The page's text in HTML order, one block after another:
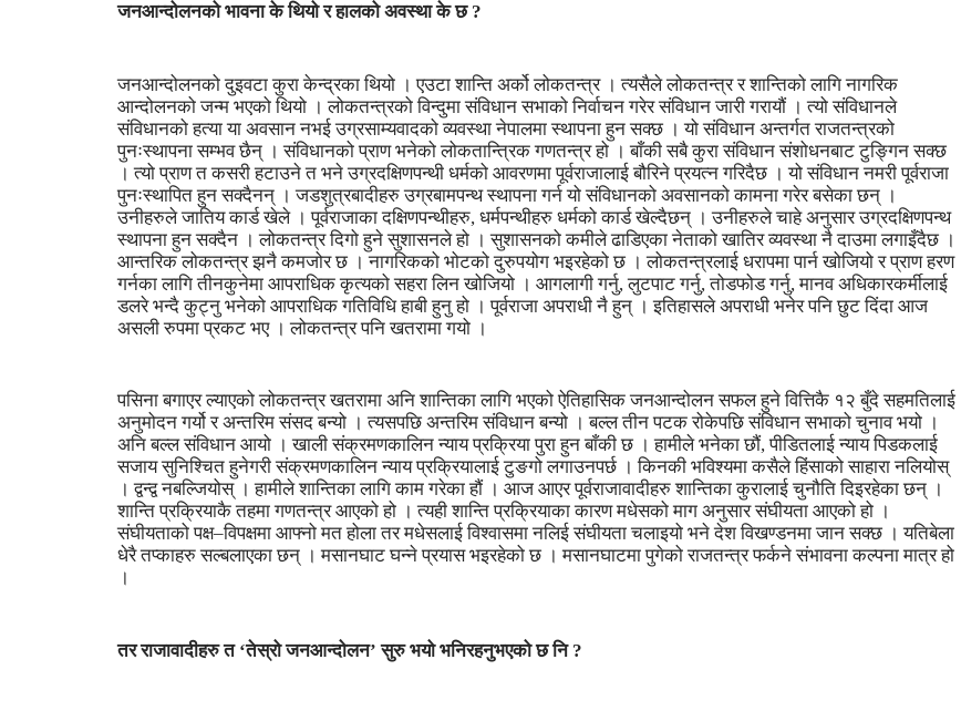
जनआन्दोलनको भावना के थियो र हालको अवस्था के छ ?
जनआन्दोलनको दुइवटा कुरा केन्द्रका थियो । एउटा शान्ति अर्को लोकतन्त्र । त्यसैले लोकतन्त्र र शान्तिको लागि नागरिक
आन्दोलनको जन्म भएको थियो । लोकतन्त्रको विन्दुमा संविधान सभाको निर्वाचन गरेर संविधान जारी गरायौं । त्यो संविधानले
संविधानको हत्या या अवसान नभई उग्रसाम्यवादको व्यवस्था नेपालमा स्थापना हुन सक्छ । यो संविधान अन्तर्गत राजतन्त्रको
पुनःस्थापना सम्भव छैन् । संविधानको प्राण भनेको लोकतान्त्रिक गणतन्त्र हो । बाँकी सबै कुरा संविधान संशोधनबाट टुङ्गिन सक्छ
। त्यो प्राण त कसरी हटाउने त भने उग्रदक्षिणपन्थी धर्मको आवरणमा पूर्वराजालाई बौरिने प्रयत्न गरिदैछ । यो संविधान नमरी पूर्वराजा
पुनःस्थापित हुन सक्दैनन् । जडशुत्रबादीहरु उग्रबामपन्थ स्थापना गर्न यो संविधानको अवसानको कामना गरेर बसेका छन् ।
उनीहरुले जातिय कार्ड खेले । पूर्वराजाका दक्षिणपन्थीहरु, धर्मपन्थीहरु धर्मको कार्ड खेल्दैछन् । उनीहरुले चाहे अनुसार उग्रदक्षिणपन्थ
स्थापना हुन सक्दैन । लोकतन्त्र दिगो हुने सुशासनले हो । सुशासनको कमीले ढाडिएका नेताको खातिर व्यवस्था नै दाउमा लगाइँदैछ ।
आन्तरिक लोकतन्त्र झनै कमजोर छ । नागरिकको भोटको दुरुपयोग भइरहेको छ । लोकतन्त्रलाई धरापमा पार्न खोजियो र प्राण हरण
गर्नका लागि तीनकुनेमा आपराधिक कृत्यको सहरा लिन खोजियो । आगलागी गर्नु, लुटपाट गर्नु, तोडफोड गर्नु, मानव अधिकारकर्मीलाई
डलरे भन्दै कुट्नु भनेको आपराधिक गतिविधि हाबी हुनु हो । पूर्वराजा अपराधी नै हुन् । इतिहासले अपराधी भनेर पनि छुट दिंदा आज
असली रुपमा प्रकट भए । लोकतन्त्र पनि खतरामा गयो ।
पसिना बगाएर ल्याएको लोकतन्त्र खतरामा अनि शान्तिका लागि भएको ऐतिहासिक जनआन्दोलन सफल हुने वित्तिकै १२ बुँदे सहमतिलाई
अनुमोदन गर्यो र अन्तरिम संसद बन्यो । त्यसपछि अन्तरिम संविधान बन्यो । बल्ल तीन पटक रोकेपछि संविधान सभाको चुनाव भयो ।
अनि बल्ल संविधान आयो । खाली संक्रमणकालिन न्याय प्रक्रिया पुरा हुन बाँकी छ । हामीले भनेका छौं, पीडितलाई न्याय पिडकलाई
सजाय सुनिश्चित हुनेगरी संक्रमणकालिन न्याय प्रक्रियालाई टुङगो लगाउनपर्छ । किनकी भविश्यमा कसैले हिंसाको साहारा नलियोस्
। द्वन्द्व नबल्जियोस् । हामीले शान्तिका लागि काम गरेका हौं । आज आएर पूर्वराजावादीहरु शान्तिका कुरालाई चुनौति दिइरहेका छन् ।
शान्ति प्रक्रियाकै तहमा गणतन्त्र आएको हो । त्यही शान्ति प्रक्रियाका कारण मधेसको माग अनुसार संघीयता आएको हो ।
संघीयताको पक्ष–विपक्षमा आफ्नो मत होला तर मधेसलाई विश्वासमा नलिई संघीयता चलाइयो भने देश विखण्डनमा जान सक्छ । यतिबेला
धेरै तप्काहरु सल्बलाएका छन् । मसानघाट घन्ने प्रयास भइरहेको छ । मसानघाटमा पुगेको राजतन्त्र फर्कने संभावना कल्पना मात्र हो
।
तर राजावादीहरु त ‘तेस्रो जनआन्दोलन’ सुरु भयो भनिरहनुभएको छ नि ?